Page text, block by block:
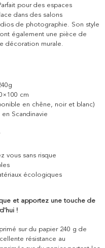
pour des espaces
dans des salons
de photographie. Son style
également une pièce de
décoration murale.
cm
en chêne, noir et blanc)
Scandinavie
vous sans risque
écologiques
et apportez une touche de
!
sur du papier 240 g de
résistance au